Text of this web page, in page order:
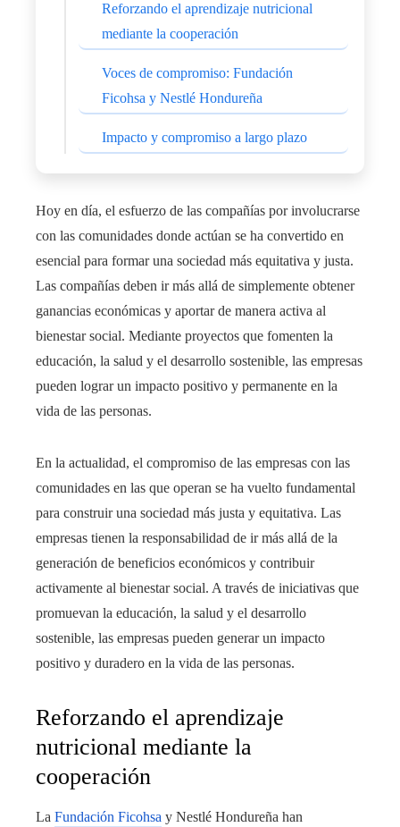
Reforzando el aprendizaje nutricional
mediante la cooperación
Voces de compromiso: Fundación
Ficohsa y Nestlé Hondureña
Impacto y compromiso a largo plazo
Hoy en día, el esfuerzo de las compañías por involucrarse
con las comunidades donde actúan se ha convertido en
esencial para formar una sociedad más equitativa y justa.
Las compañías deben ir más allá de simplemente obtener
ganancias económicas y aportar de manera activa al
bienestar social. Mediante proyectos que fomenten la
educación, la salud y el desarrollo sostenible, las empresas
pueden lograr un impacto positivo y permanente en la
vida de las personas.
En la actualidad, el compromiso de las empresas con las
comunidades en las que operan se ha vuelto fundamental
para construir una sociedad más justa y equitativa. Las
empresas tienen la responsabilidad de ir más allá de la
generación de beneficios económicos y contribuir
activamente al bienestar social. A través de iniciativas que
promuevan la educación, la salud y el desarrollo
sostenible, las empresas pueden generar un impacto
positivo y duradero en la vida de las personas.
Reforzando el aprendizaje
nutricional mediante la
cooperación
La Fundación Ficohsa y Nestlé Hondureña han